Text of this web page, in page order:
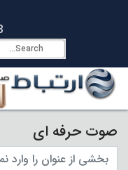
صوت حرفه ای